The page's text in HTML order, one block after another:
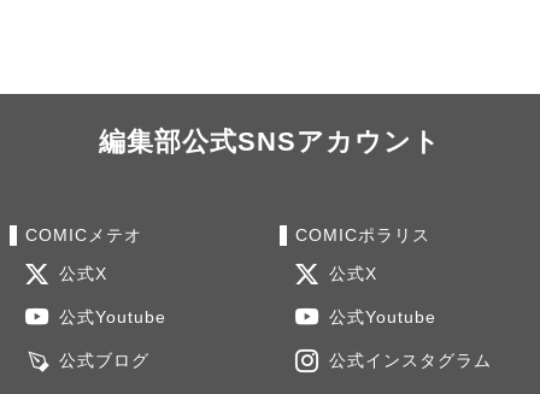
編集部公式SNSアカウント
COMICメテオ
公式X
公式Youtube
公式ブログ
COMICポラリス
公式X
公式Youtube
公式インスタグラム